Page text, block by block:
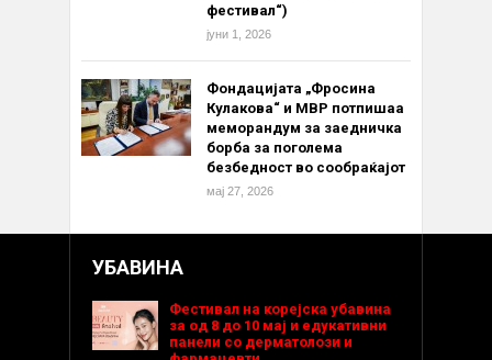
фестивал“)
јуни 1, 2026
Фондацијата „Фросина
Кулакова“ и МВР потпишаа
меморандум за заедничка
борба за поголема
безбедност во сообраќајот
мај 27, 2026
УБАВИНА
Фестивал на корејска убавина
за од 8 до 10 мај и едукативни
панели со дерматолози и